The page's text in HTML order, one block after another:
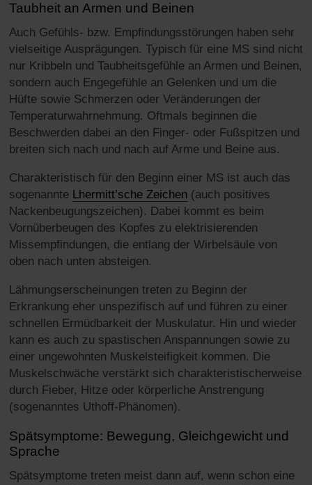
Taubheit an Armen und Beinen
Auch Gefühls- bzw. Empfindungsstörungen haben sehr
vielseitige Ausprägungen. Typisch für eine MS sind nicht
nur Kribbeln und Taubheitsgefühle an Armen und Beinen,
sondern auch Engegefühle an Gelenken und um die
Hüfte sowie Schmerzen oder Veränderungen der
Temperaturwahrnehmung. Oftmals beginnen die
Beschwerden dabei an den Finger- oder Fußspitzen und
breiten sich nach und nach auf Arme und Beine aus.
Charakteristisch für den Beginn einer MS ist auch das
sogenannte Lhermitt’sche Zeichen (auch positives
Nackenbeugungszeichen). Dabei kommt es beim
Vornüberbeugen des Kopfes zu elektrisierenden
Missempfindungen, die entlang der Wirbelsäule von
oben nach unten absteigen.
Lähmungserscheinungen treten zu Beginn der
Erkrankung eher unspezifisch auf und führen zu einer
schnellen Ermüdbarkeit der Muskulatur. Hin und wieder
kann es auch zu spastischen Anspannungen sowie zu
einer ungewohnten Muskelsteifigkeit kommen. Die
Muskelschwäche verstärkt sich charakteristischerweise
durch Fieber, Hitze oder körperliche Anstrengung
(sogenanntes Uthoff-Phänomen).
Spätsymptome: Bewegung, Gleichgewicht und
Sprache
Spätsymptome treten meist dann auf, wenn schon eine